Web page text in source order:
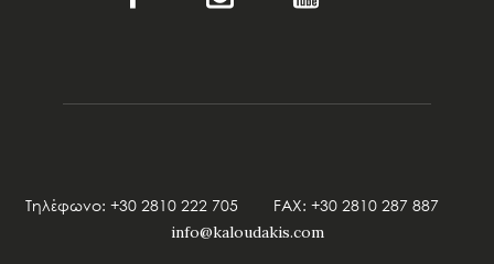
Τηλέφωνο: +30 2810 222 705 FAX: +30 2810 287 887
info@kaloudakis.com